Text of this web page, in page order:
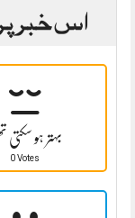
اس خبر
بہتر ہو سکتی
0 Votes